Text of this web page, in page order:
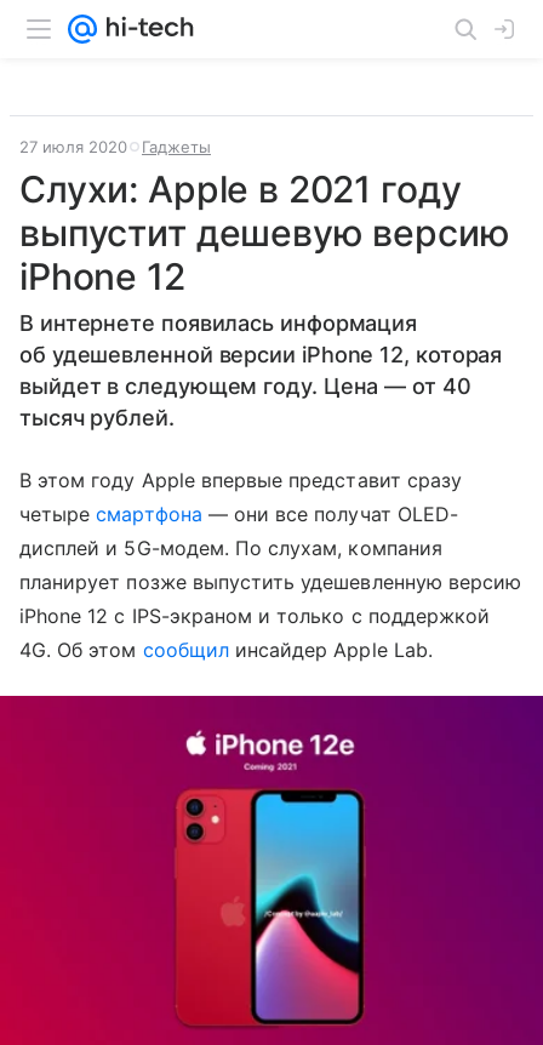
27 июля 2020 Гаджеты
Слухи: Apple в 2021 году
выпустит дешевую версию
iPhone 12
В интернете появилась информация
об удешевленной версии iPhone 12, которая
выйдет в следующем году. Цена — от 40
тысяч рублей.
В этом году Apple впервые представит сразу
четыресмартфона — они все получат OLED-
дисплей и 5G-модем. По слухам, компания
планирует позже выпустить удешевленную версию
iPhone 12 с IPS-экраном и только с поддержкой
4G. Об этом сообщилинсайдер Apple Lab.